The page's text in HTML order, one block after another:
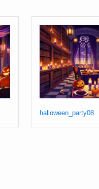
halloween_party08